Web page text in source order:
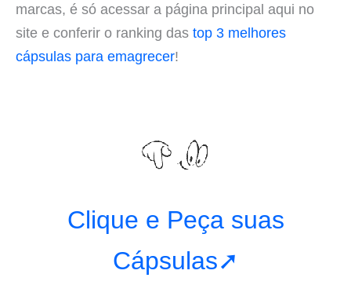
marcas, é só acessar a página principal aqui no
site e conferir o ranking das top 3 melhores
cápsulas para emagrecer!
Clique e Peça suas
Cápsulas➚